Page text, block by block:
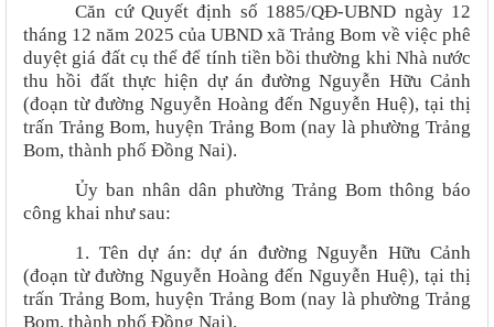
Căn cứ Quyết định số 1885/QĐ-UBND ngày 12
tháng 12 năm 2025 của UBND xã Trảng Bom về việc phê
duyệt giá đất cụ thể để tính tiền bồi thường khi Nhà nước
thu hồi đất thực hiện dự án đường Nguyễn Hữu Cảnh
(đoạn từ đường Nguyễn Hoàng đến Nguyễn Huệ), tại thị
trấn Trảng Bom, huyện Trảng Bom (nay là phường Trảng
Bom, thành phố Đồng Nai).
Ủy ban nhân dân phường Trảng Bom thông báo
công khai như sau:
1. Tên dự án: dự án đường Nguyễn Hữu Cảnh
(đoạn từ đường Nguyễn Hoàng đến Nguyễn Huệ), tại thị
trấn Trảng Bom, huyện Trảng Bom (nay là phường Trảng
Bom, thành phố Đồng Nai).